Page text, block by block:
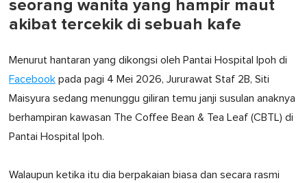
seorang wanita yang hampir maut
akibat tercekik di sebuah kafe
Menurut hantaran yang dikongsi oleh Pantai Hospital Ipoh di
Facebook pada pagi 4 Mei 2026, Jururawat Staf 2B, Siti
Maisyura sedang menunggu giliran temu janji susulan anaknya
berhampiran kawasan The Coffee Bean & Tea Leaf (CBTL) di
Pantai Hospital Ipoh.
Walaupun ketika itu dia berpakaian biasa dan secara rasmi